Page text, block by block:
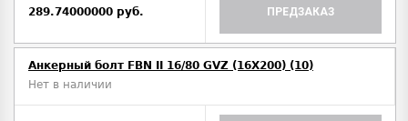
289.74000000 руб. ПРЕДЗАКАЗ
Анкерный болт FBN II 16/80 GVZ (16X200) (10)
Нет в наличии